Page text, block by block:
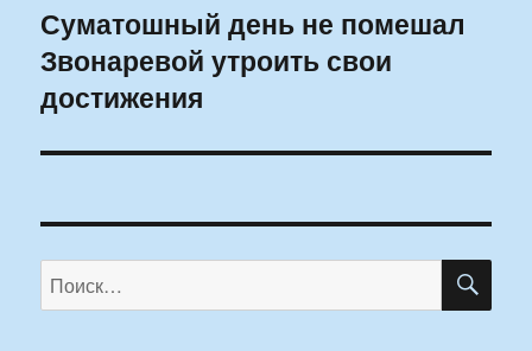
Следующая
запись:
Суматошный день не помешал
Звонаревой утроить свои
достижения
Искать: